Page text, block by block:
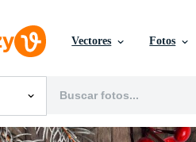
Vectores Fotos